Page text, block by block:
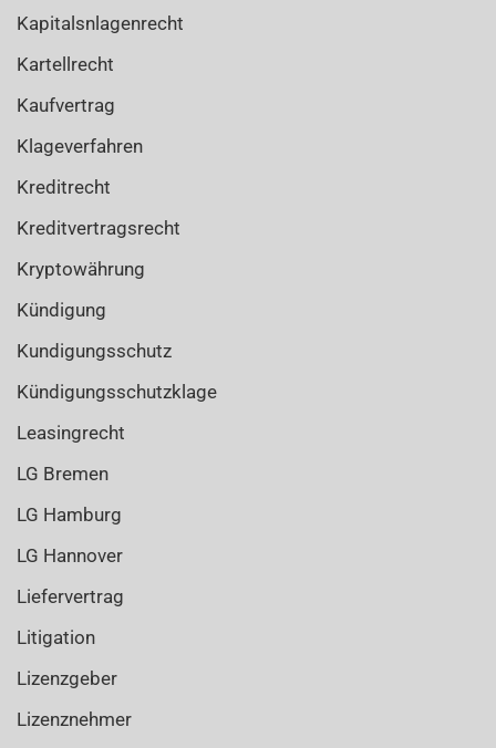
Kapitalsnlagenrecht
Kartellrecht
Kaufvertrag
Klageverfahren
Kreditrecht
Kreditvertragsrecht
Kryptowährung
Kündigung
Kundigungsschutz
Kündigungsschutzklage
Leasingrecht
LG Bremen
LG Hamburg
LG Hannover
Liefervertrag
Litigation
Lizenzgeber
Lizenznehmer